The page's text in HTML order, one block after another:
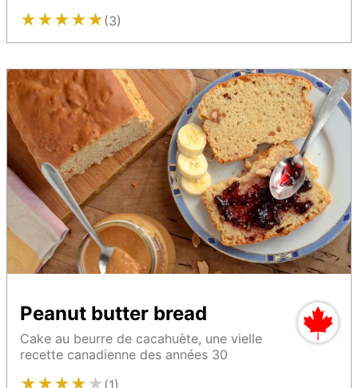
★★★★★(3)
Peanut butter bread
Cake au beurre de cacahuète, une vielle
recette canadienne des années 30
★★★★ ★ (1)